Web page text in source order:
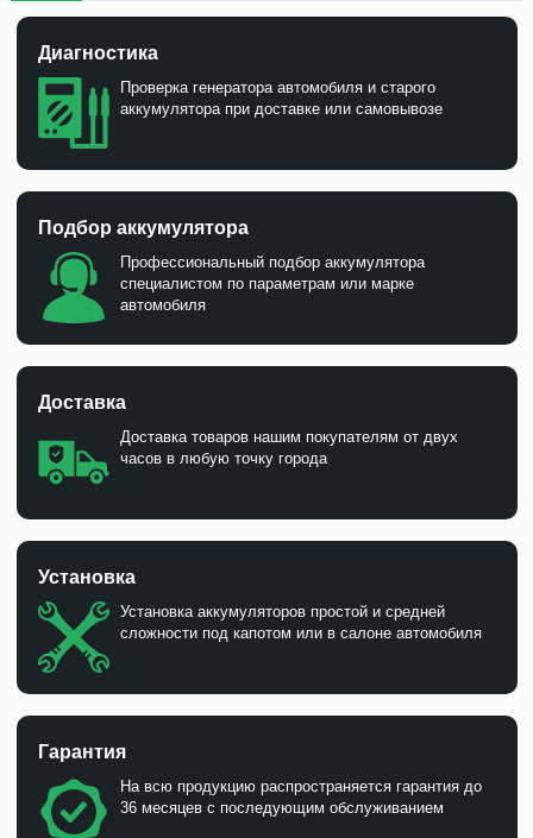
Диагностика
Проверка генератора автомобиля и старого
аккумулятора при доставке или самовывозе
Подбор аккумулятора
Профессиональный подбор аккумулятора
специалистом по параметрам или марке
автомобиля
Доставка
Доставка товаров нашим покупателям от двух
часов в любую точку города
Установка
Установка аккумуляторов простой и средней
сложности под капотом или в салоне автомобиля
Гарантия
На всю продукцию распространяется гарантия до
36 месяцев с последующим обслуживанием